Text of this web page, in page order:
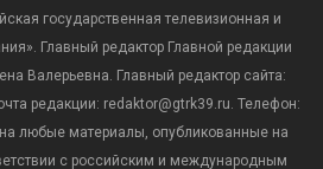
государственная телевизионная и
Главный редактор Главной редакции
Валерьевна. Главный редактор сайта:
редакции: redaktor@gtrk39.ru. Телефон:
любые материалы, опубликованные на
с российским и международным